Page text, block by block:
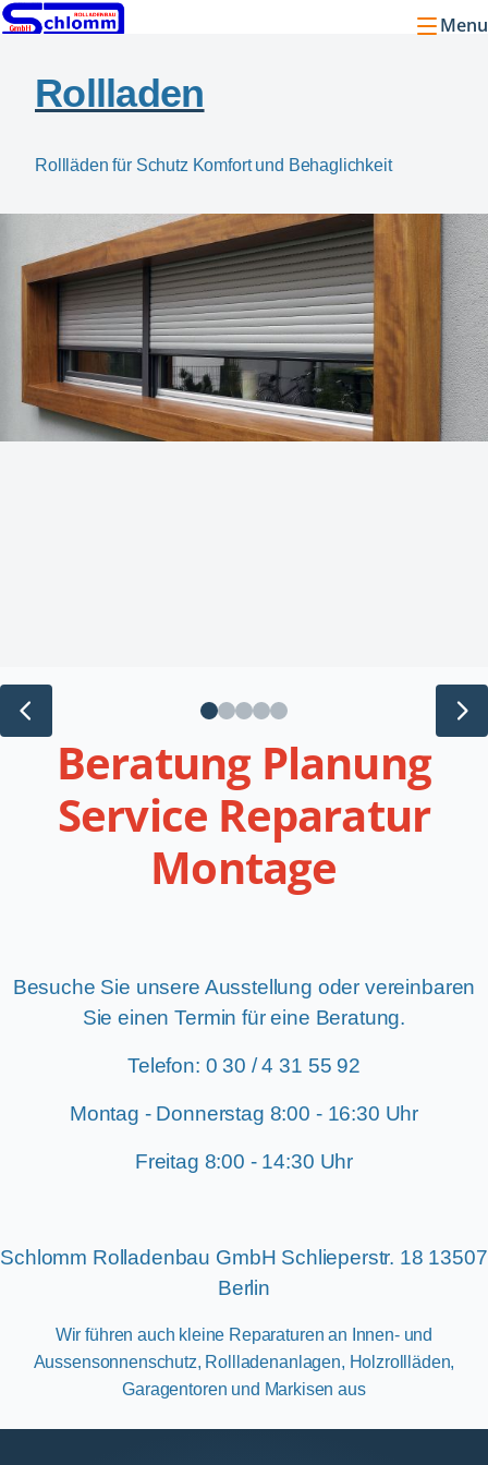
Menu
Rollladen
Rollläden für Schutz Komfort und Behaglichkeit
Beratung Planung
Service Reparatur
Montage
Besuche Sie unsere Ausstellung oder vereinbaren
Sie einen Termin für eine Beratung.
Telefon: 0 30 / 4 31 55 92
Montag - Donnerstag 8:00 - 16:30 Uhr
Freitag 8:00 - 14:30 Uhr
Schlomm Rolladenbau GmbH Schlieperstr. 18 13507
Berlin
Wir führen auch kleine Reparaturen an Innen- und
Aussensonnenschutz, Rollladenanlagen, Holzrollläden,
Garagentoren und Markisen aus